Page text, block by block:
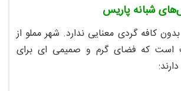
کافه‌ گردی معنایی ندارد. شهر مملو از
است که فضای گرم و صمیمی‌ ای برای